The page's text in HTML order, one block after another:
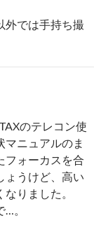
外では手持ち撮
のテレコン使
マニュアルのま
フォーカスを合
ょうけど、高い
りました。
。